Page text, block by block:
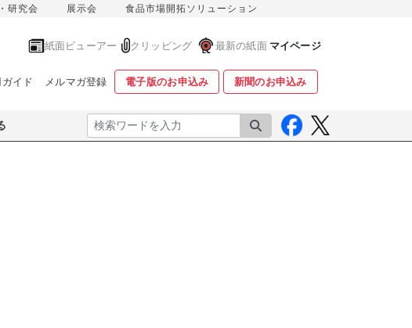
研究会 展示会 食品市場開拓ソリューション
紙面ビューアー クリッピング 最新の紙面 マイページ
ガイド メルマガ登録 電子版のお申込み 新聞のお申込み
検索